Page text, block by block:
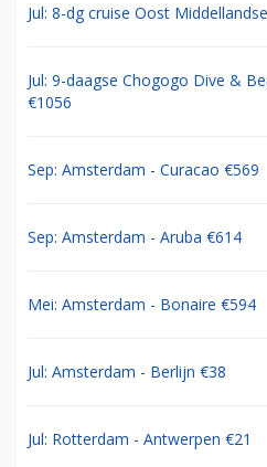
Jul: 8-dg cruise Oost
Jul: 9-daagse Chogogo Dive &
€1056
Sep: Amsterdam - Curacao €569
Sep: Amsterdam - Aruba €614
Mei: Amsterdam - Bonaire €594
Jul: Amsterdam - Berlijn €38
Jul: Rotterdam - Antwerpen €21